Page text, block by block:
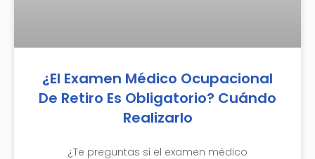
¿El Examen Médico Ocupacional
De Retiro Es Obligatorio? Cuándo
Realizarlo
¿Te preguntas si el examen médico